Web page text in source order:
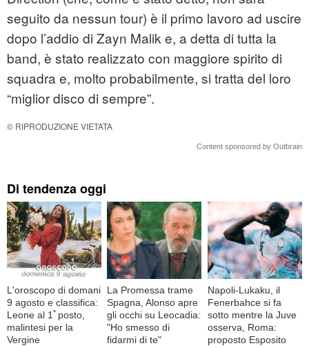
seguito da nessun tour) è il primo lavoro ad uscire
dopo l’addio di Zayn Malik e, a detta di tutta la
band, è stato realizzato con maggiore spirito di
squadra e, molto probabilmente, si tratta del loro
“miglior disco di sempre”.
© RIPRODUZIONE VIETATA
Content sponsored by Outbrain
Di tendenza oggi
L'oroscopo di domani
9 agosto e classifica:
Leone al 1ﾟposto,
malintesi per la
Vergine
La Promessa trame
Spagna, Alonso apre
gli occhi su Leocadia:
"Ho smesso di
fidarmi di te"
Napoli-Lukaku, il
Fenerbahce si fa
sotto mentre la Juve
osserva, Roma:
proposto Esposito